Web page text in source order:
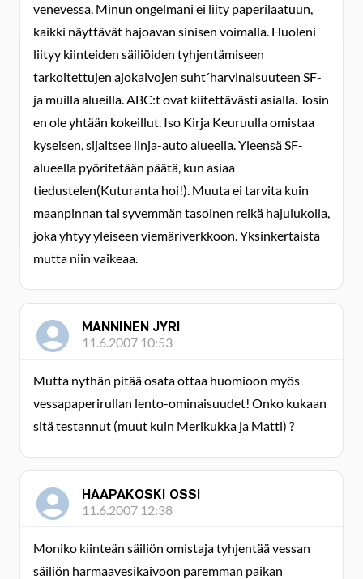
venevessa. Minun ongelmani ei liity paperilaatuun,
kaikki näyttävät hajoavan sinisen voimalla. Huoleni
liityy kiinteiden säiliöiden tyhjentämiseen
tarkoitettujen ajokaivojen suht´harvinaisuuteen SF-
ja muilla alueilla. ABC:t ovat kiitettävästi asialla. Tosin
en ole yhtään kokeillut. Iso Kirja Keuruulla omistaa
kyseisen, sijaitsee linja-auto alueella. Yleensä SF-
alueella pyöritetään päätä, kun asiaa
tiedustelen(Kuturanta hoi!). Muuta ei tarvita kuin
maanpinnan tai syvemmän tasoinen reikä hajulukolla,
joka yhtyy yleiseen viemäriverkkoon. Yksinkertaista
mutta niin vaikeaa.
MANNINEN JYRI
11.6.2007 10:53
Mutta nythän pitää osata ottaa huomioon myös
vessapaperirullan lento-ominaisuudet! Onko kukaan
sitä testannut (muut kuin Merikukka ja Matti) ?
HAAPAKOSKI OSSI
11.6.2007 12:38
Moniko kiinteän säiliön omistaja tyhjentää vessan
säiliön harmaavesikaivoon paremman paikan